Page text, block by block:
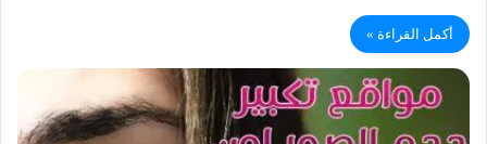
أكمل القراءة »